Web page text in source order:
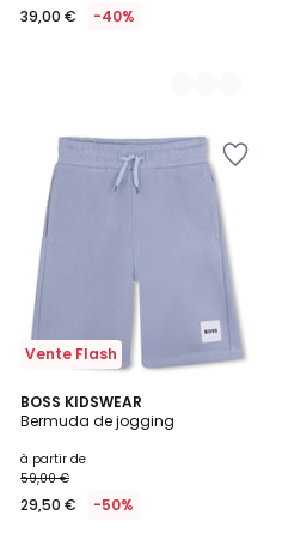
39,00 € -40%
Vente Flash
BOSS KIDSWEAR
Bermuda de jogging
à partir de
59,00 €
29,50 € -50%
5
Couleurs